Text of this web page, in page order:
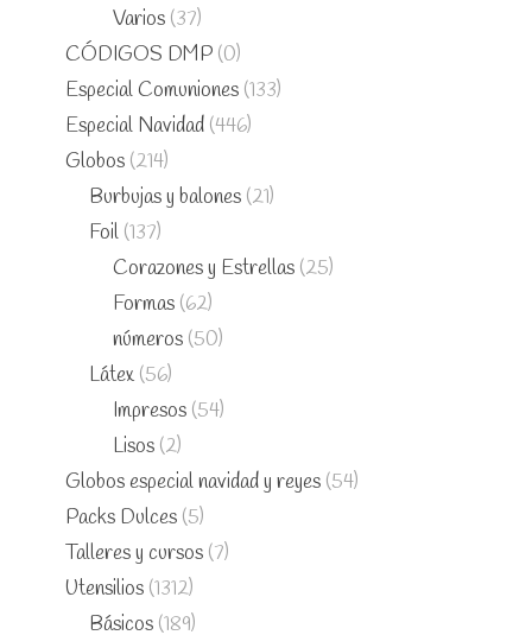
Varios (37)
CÓDIGOS DMP (0)
Especial Comuniones (133)
Especial Navidad (446)
Globos (214)
Burbujas y balones (21)
Foil (137)
Corazones y Estrellas (25)
Formas (62)
números (50)
Látex (56)
Impresos (54)
Lisos (2)
Globos especial navidad y reyes (54)
Packs Dulces (5)
Talleres y cursos (7)
Utensilios (1312)
Básicos (189)